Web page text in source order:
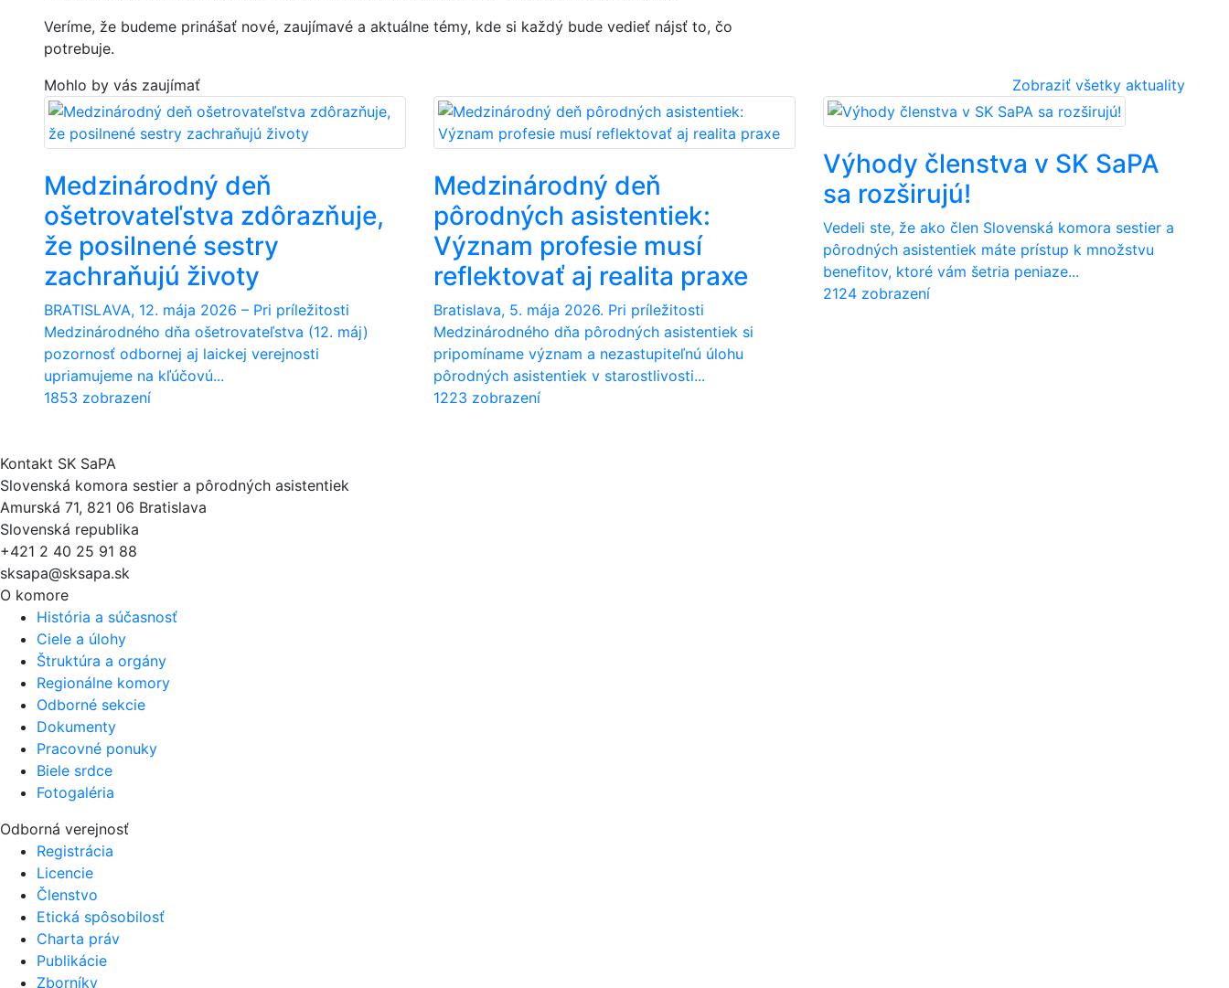
Veríme, že budeme prinášať nové, zaujímavé a aktuálne témy, kde si každý bude vedieť nájsť to, čo
potrebuje.
Mohlo by vás zaujímať Zobraziť všetky aktuality
Medzinárodný deň
ošetrovateľstva zdôrazňuje,
že posilnené sestry
zachraňujú životy
BRATISLAVA, 12. mája 2026 – Pri príležitosti
Medzinárodného dňa ošetrovateľstva (12. máj)
pozornosť odbornej aj laickej verejnosti
upriamujeme na kľúčovú...
1853 zobrazení
Medzinárodný deň
pôrodných asistentiek:
Význam profesie musí
reflektovať aj realita praxe
Bratislava, 5. mája 2026. Pri príležitosti
Medzinárodného dňa pôrodných asistentiek si
pripomíname význam a nezastupiteľnú úlohu
pôrodných asistentiek v starostlivosti...
1223 zobrazení
Výhody členstva v SK SaPA
sa rozširujú!
Vedeli ste, že ako člen Slovenská komora sestier a
pôrodných asistentiek máte prístup k množstvu
benefitov, ktoré vám šetria peniaze...
2124 zobrazení
Kontakt SK SaPA
Slovenská komora sestier a pôrodných asistentiek
Amurská 71, 821 06 Bratislava
Slovenská republika
+421 2 40 25 91 88
sksapa@sksapa.sk
O komore
História a súčasnosť
Ciele a úlohy
Štruktúra a orgány
Regionálne komory
Odborné sekcie
Dokumenty
Pracovné ponuky
Biele srdce
Fotogaléria
Odborná verejnosť
Registrácia
Licencie
Členstvo
Etická spôsobilosť
Charta práv
Publikácie
Zborníky